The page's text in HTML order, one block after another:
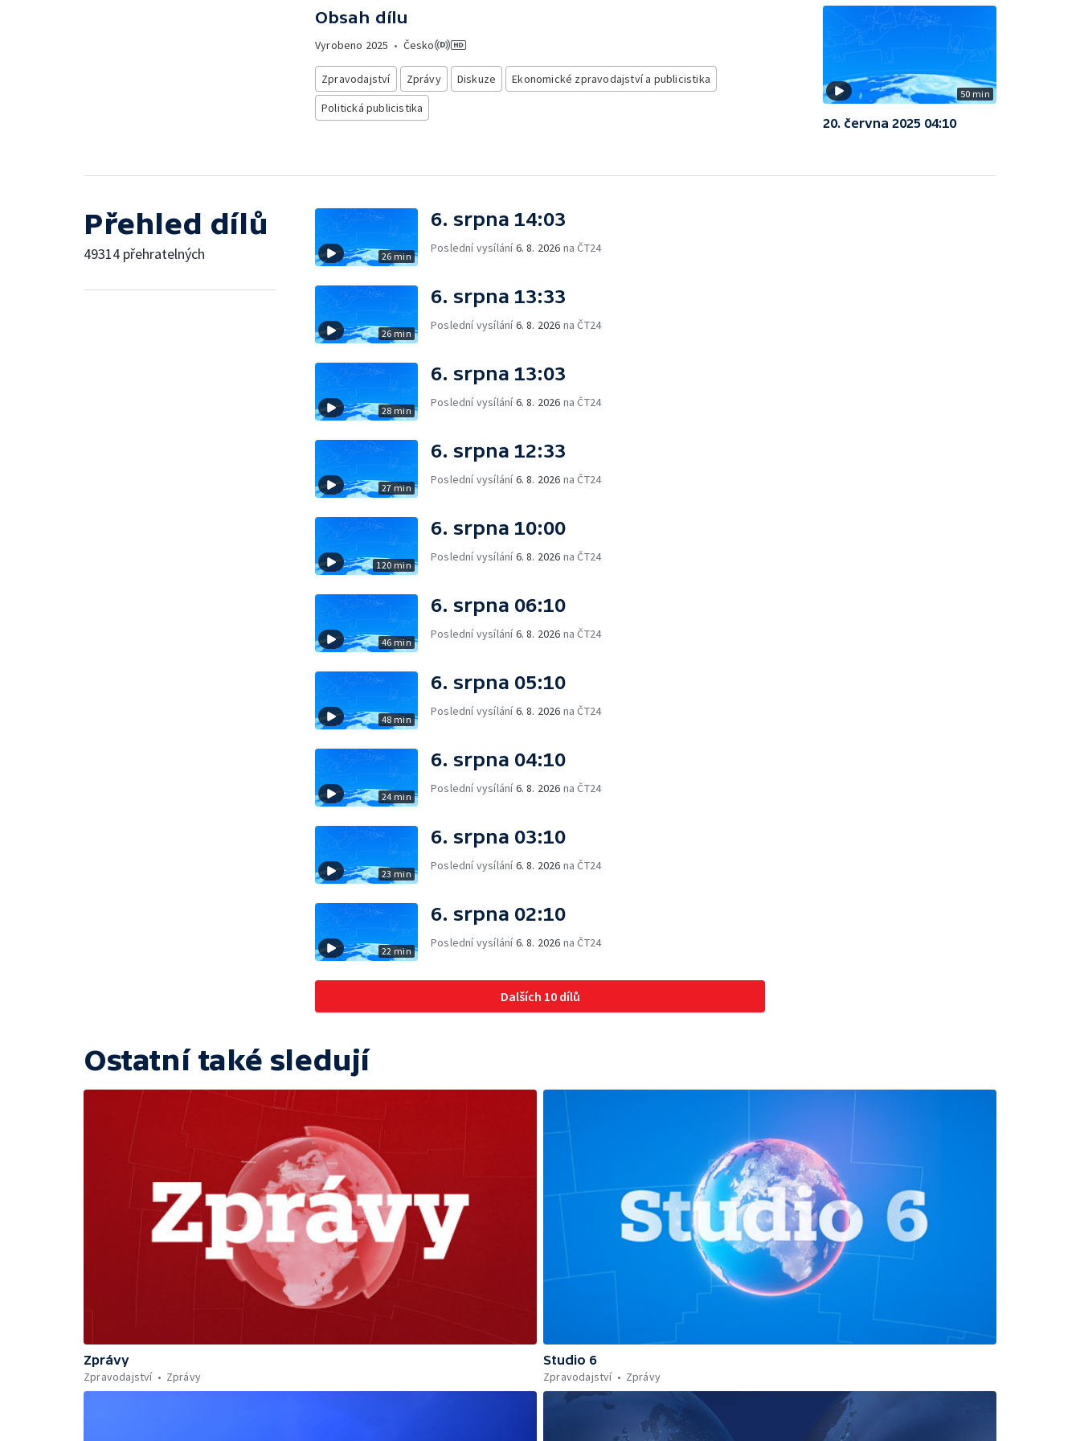
Obsah dílu
Vyrobeno 2025 • Česko
Zpravodajství Zprávy Diskuze
Ekonomické zpravodajství a publicistika
Politická publicistika
50 min
20. června 2025 04:10
Přehled dílů
49314 přehratelných 26 min
6. srpna 14:03
Poslední vysílání6. 8. 2026 na ČT24
26 min
6. srpna 13:33
Poslední vysílání6. 8. 2026 na ČT24
28 min
6. srpna 13:03
Poslední vysílání6. 8. 2026 na ČT24
27 min
6. srpna 12:33
Poslední vysílání6. 8. 2026 na ČT24
120 min
6. srpna 10:00
Poslední vysílání6. 8. 2026 na ČT24
46 min
6. srpna 06:10
Poslední vysílání6. 8. 2026 na ČT24
48 min
6. srpna 05:10
Poslední vysílání6. 8. 2026 na ČT24
24 min
6. srpna 04:10
Poslední vysílání6. 8. 2026 na ČT24
23 min
6. srpna 03:10
Poslední vysílání6. 8. 2026 na ČT24
22 min
6. srpna 02:10
Poslední vysílání6. 8. 2026 na ČT24
Dalších 10 dílů
Ostatní také sledují
Zprávy
Zpravodajství
Zprávy
Studio 6
Zpravodajství
Zprávy